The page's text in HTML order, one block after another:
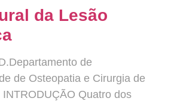
da Lesão
de
de Osteopatia e Cirurgia de
Quatro dos